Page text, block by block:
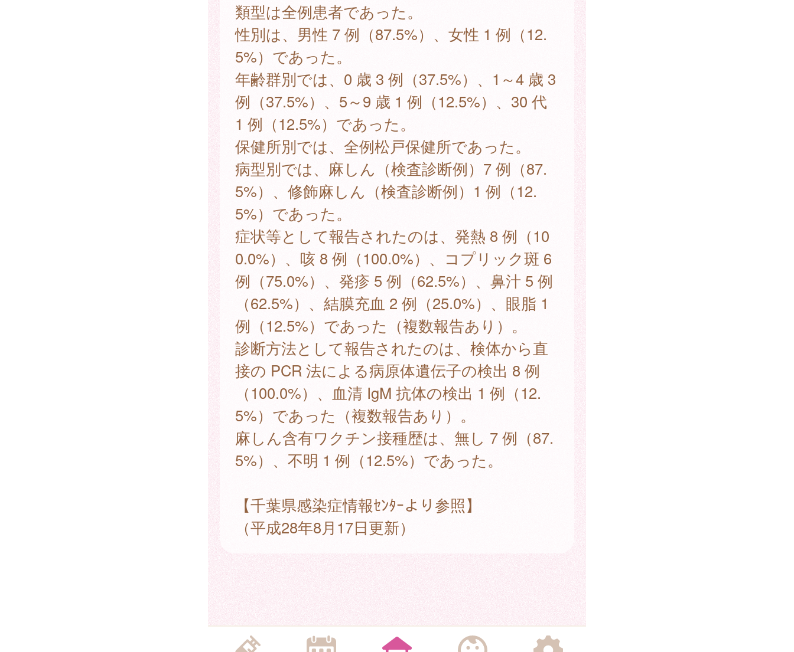
類型は全例患者であった。
性別は、男性 7 例（87.5%）、女性 1 例（12.
5%）であった。
年齢群別では、0 歳 3 例（37.5%）、1～4 歳 3
例（37.5%）、5～9 歳 1 例（12.5%）、30 代
1 例（12.5%）であった。
保健所別では、全例松戸保健所であった。
病型別では、麻しん（検査診断例）7 例（87.
5%）、修飾麻しん（検査診断例）1 例（12.
5%）であった。
症状等として報告されたのは、発熱 8 例（10
0.0%）、咳 8 例（100.0%）、コプリック斑 6
例（75.0%）、発疹 5 例（62.5%）、鼻汁 5 例
（62.5%）、結膜充血 2 例（25.0%）、眼脂 1
例（12.5%）であった（複数報告あり）。
診断方法として報告されたのは、検体から直
接の PCR 法による病原体遺伝子の検出 8 例
（100.0%）、血清 IgM 抗体の検出 1 例（12.
5%）であった（複数報告あり）。
麻しん含有ワクチン接種歴は、無し 7 例（87.
5%）、不明 1 例（12.5%）であった。
【千葉県感染症情報ｾﾝﾀｰより参照】
（平成28年8月17日更新）